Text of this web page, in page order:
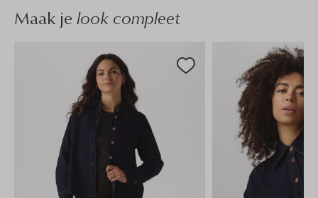
Maak je look compleet